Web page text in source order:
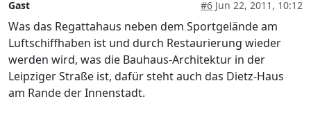
Gast #6 Jun 22, 2011, 10:12
Was das Regattahaus neben dem Sportgelände am
Luftschiffhaben ist und durch Restaurierung wieder
werden wird, was die Bauhaus-Architektur in der
Leipziger Straße ist, dafür steht auch das Dietz-Haus
am Rande der Innenstadt.